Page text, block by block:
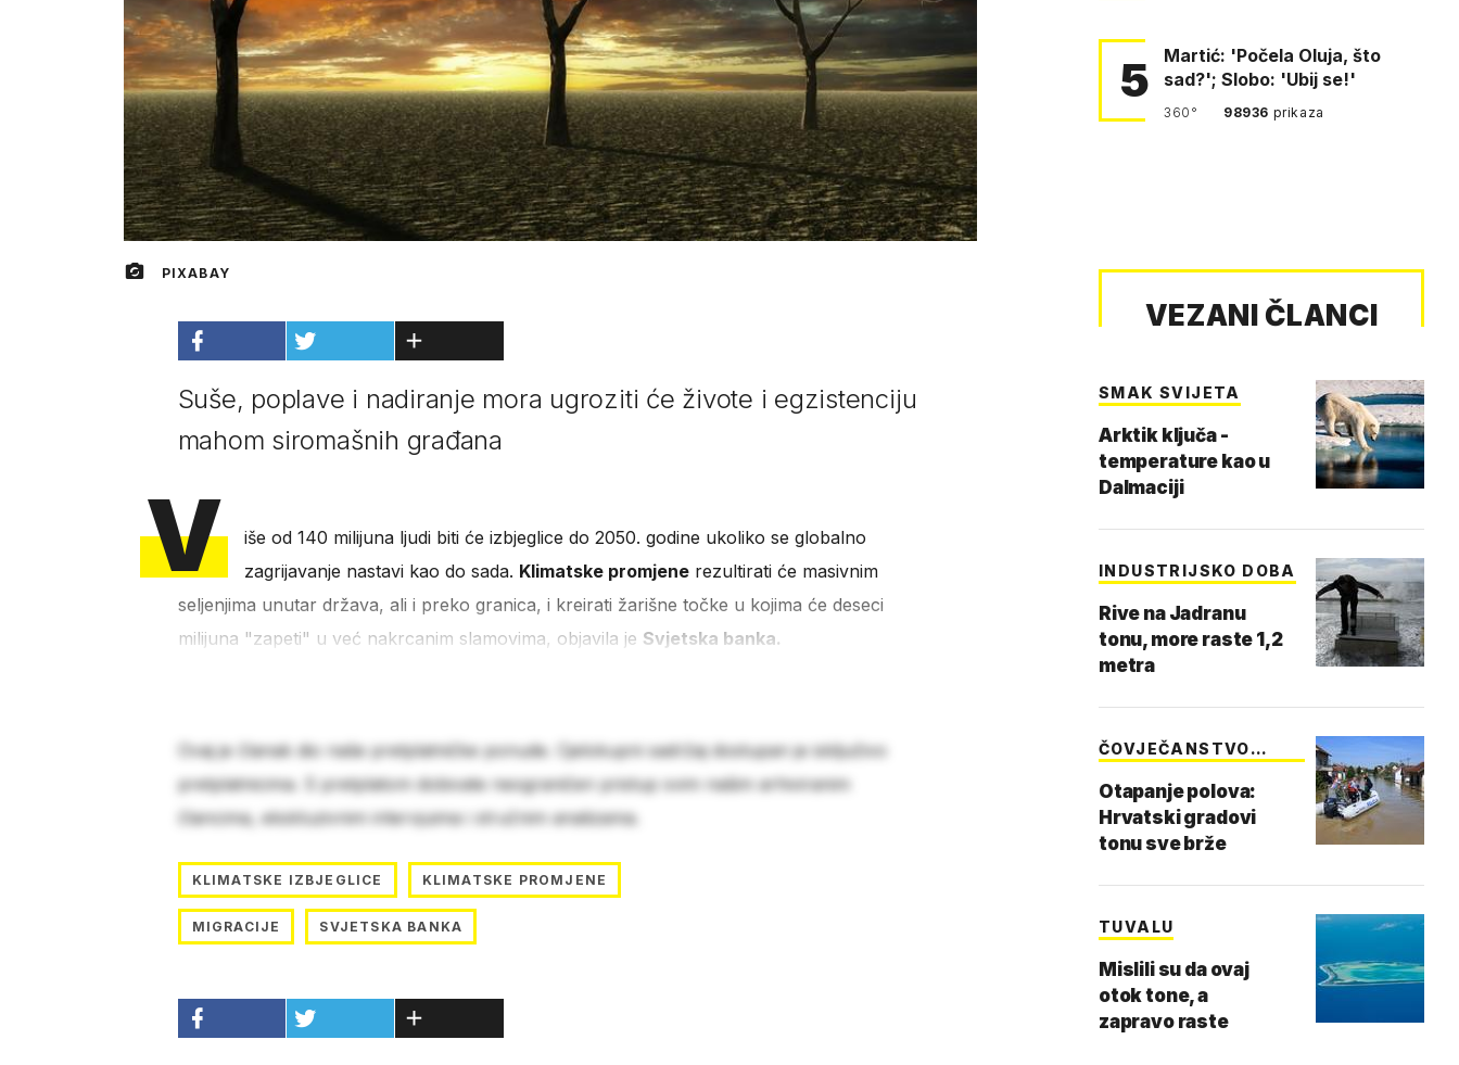
PIXABAY
Suše, poplave i nadiranje mora ugroziti će živote i egzistenciju
mahom siromašnih građana
V
iše od 140 milijuna ljudi biti će izbjeglice do 2050. godine ukoliko se globalno
zagrijavanje nastavi kao do sada. Klimatske promjenerezultirati će masivnim
seljenjima unutar država, ali i preko granica, i kreirati žarišne točke u kojima će deseci
milijuna "zapeti" u već nakrcanim slamovima, objavila je Svjetska banka.
Ovaj je članak dio naše pretplatničke ponude. Cjelokupni sadržaj dostupan je isključivo
pretplatnicima. S pretplatom dobivate neograničen pristup svim našim arhiviranim
člancima, ekskluzivnim intervjuima i stručnim analizama.
KLIMATSKE IZBJEGLICE KLIMATSKE PROMJENE
MIGRACIJE SVJETSKA BANKA
5
Martić: 'Počela Oluja, što
sad?'; Slobo: 'Ubij se!'
360° 98936 prikaza
VEZANI ČLANCI
SMAK SVIJETA
Arktik ključa -
temperature kao u
Dalmaciji
INDUSTRIJSKO DOBA
Rive na Jadranu
tonu, more raste 1,2
metra
ČOVJEČANSTVO
Otapanje polova:
Hrvatski gradovi
tonu sve brže
TUVALU
Mislili su da ovaj
otok tone, a
zapravo raste